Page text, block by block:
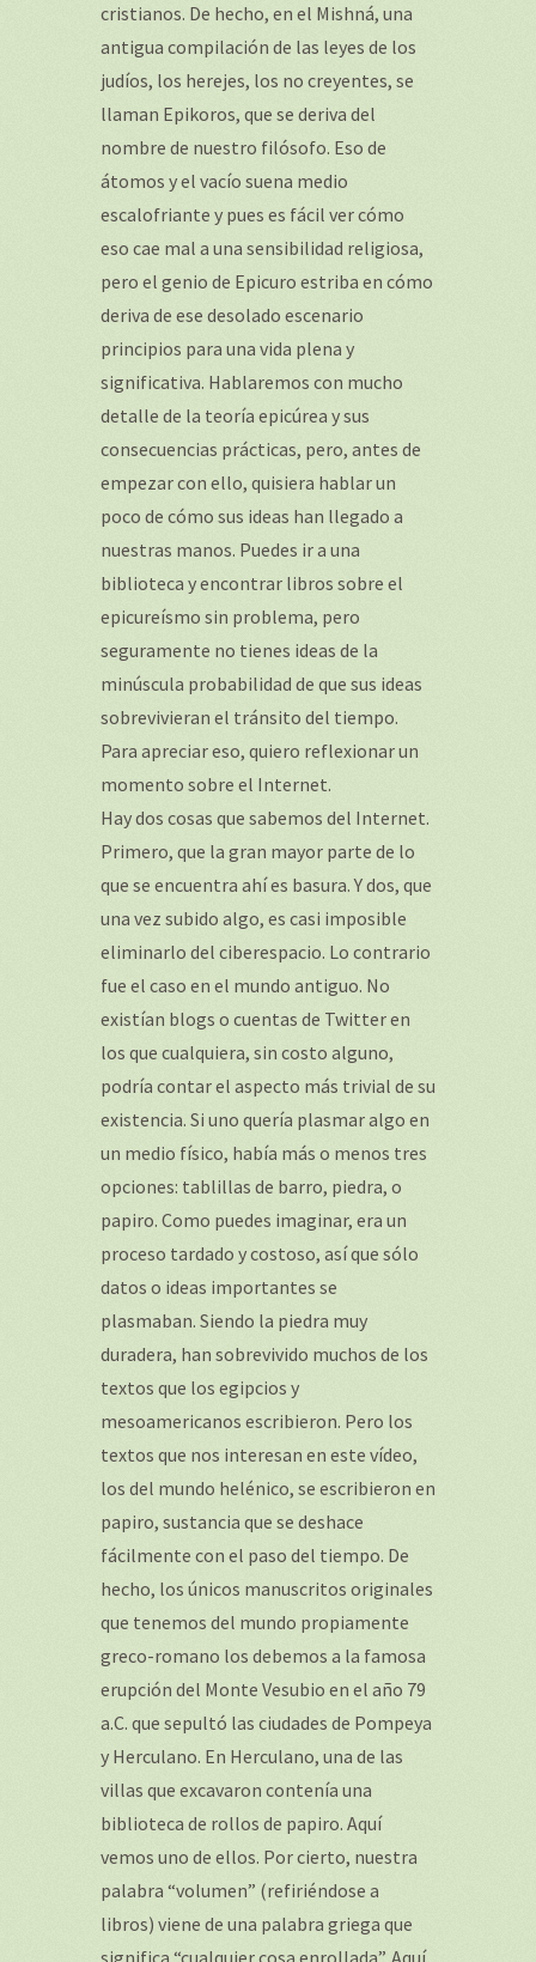
cristianos. De hecho, en el Mishná, una
antigua compilación de las leyes de los
judíos, los herejes, los no creyentes, se
llaman Epikoros, que se deriva del
nombre de nuestro filósofo. Eso de
átomos y el vacío suena medio
escalofriante y pues es fácil ver cómo
eso cae mal a una sensibilidad religiosa,
pero el genio de Epicuro estriba en cómo
deriva de ese desolado escenario
principios para una vida plena y
significativa. Hablaremos con mucho
detalle de la teoría epicúrea y sus
consecuencias prácticas, pero, antes de
empezar con ello, quisiera hablar un
poco de cómo sus ideas han llegado a
nuestras manos. Puedes ir a una
biblioteca y encontrar libros sobre el
epicureísmo sin problema, pero
seguramente no tienes ideas de la
minúscula probabilidad de que sus ideas
sobrevivieran el tránsito del tiempo.
Para apreciar eso, quiero reflexionar un
momento sobre el Internet.
Hay dos cosas que sabemos del Internet.
Primero, que la gran mayor parte de lo
que se encuentra ahí es basura. Y dos, que
una vez subido algo, es casi imposible
eliminarlo del ciberespacio. Lo contrario
fue el caso en el mundo antiguo. No
existían blogs o cuentas de Twitter en
los que cualquiera, sin costo alguno,
podría contar el aspecto más trivial de su
existencia. Si uno quería plasmar algo en
un medio físico, había más o menos tres
opciones: tablillas de barro, piedra, o
papiro. Como puedes imaginar, era un
proceso tardado y costoso, así que sólo
datos o ideas importantes se
plasmaban. Siendo la piedra muy
duradera, han sobrevivido muchos de los
textos que los egipcios y
mesoamericanos escribieron. Pero los
textos que nos interesan en este vídeo,
los del mundo helénico, se escribieron en
papiro, sustancia que se deshace
fácilmente con el paso del tiempo. De
hecho, los únicos manuscritos originales
que tenemos del mundo propiamente
greco-romano los debemos a la famosa
erupción del Monte Vesubio en el año 79
a.C. que sepultó las ciudades de Pompeya
y Herculano. En Herculano, una de las
villas que excavaron contenía una
biblioteca de rollos de papiro. Aquí
vemos uno de ellos. Por cierto, nuestra
palabra “volumen” (refiriéndose a
libros) viene de una palabra griega que
significa “cualquier cosa enrollada”. Aquí